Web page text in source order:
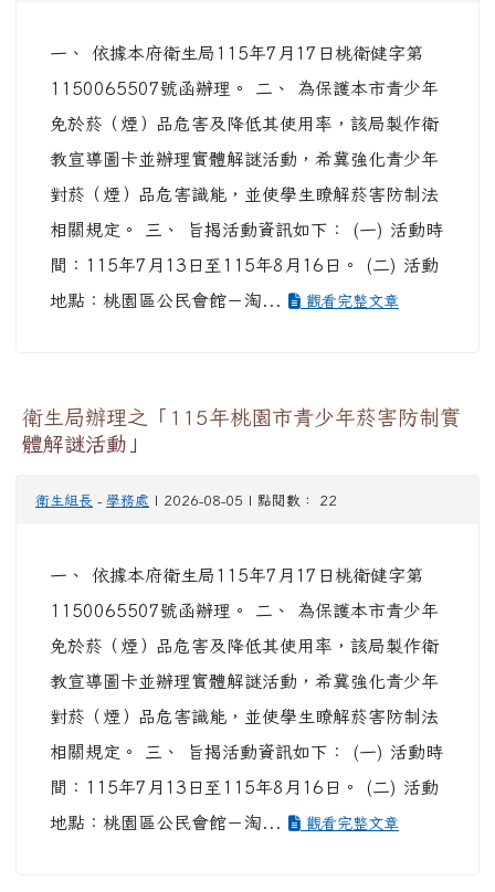
一、 依據本府衛生局115年7月17日桃衛健字第
1150065507號函辦理。 二、 為保護本市青少年
免於菸（煙）品危害及降低其使用率，該局製作衛
教宣導圖卡並辦理實體解謎活動，希冀強化青少年
對菸（煙）品危害識能，並使學生瞭解菸害防制法
相關規定。 三、 旨揭活動資訊如下： (一) 活動時
間：115年7月13日至115年8月16日。 (二) 活動
地點：桃園區公民會館－淘...
觀看完整文章
衛生局辦理之「115年桃園市青少年菸害防制實
體解謎活動」
衛生組長 - 學務處 | 2026-08-05 | 點閱數： 22
一、 依據本府衛生局115年7月17日桃衛健字第
1150065507號函辦理。 二、 為保護本市青少年
免於菸（煙）品危害及降低其使用率，該局製作衛
教宣導圖卡並辦理實體解謎活動，希冀強化青少年
對菸（煙）品危害識能，並使學生瞭解菸害防制法
相關規定。 三、 旨揭活動資訊如下： (一) 活動時
間：115年7月13日至115年8月16日。 (二) 活動
地點：桃園區公民會館－淘...
觀看完整文章